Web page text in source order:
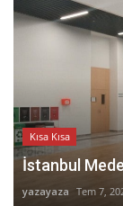
Kısa Kısa
İstanbul
yazayaza Tem 7,